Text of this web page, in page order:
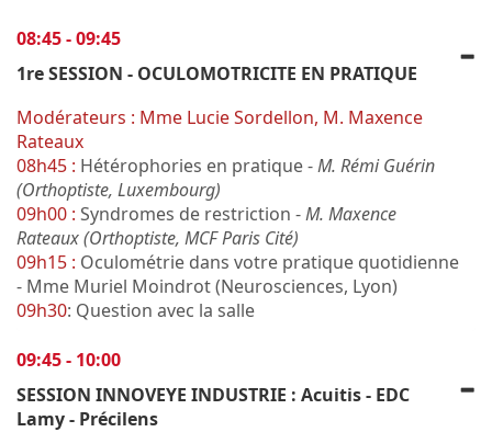
08:45 - 09:45
1re SESSION - OCULOMOTRICITE EN PRATIQUE
Modérateurs : Mme Lucie Sordellon, M. Maxence
Rateaux
08h45 : Hétérophories en pratique -M. Rémi Guérin
(Orthoptiste, Luxembourg)
09h00 : Syndromes de restriction -M. Maxence
Rateaux (Orthoptiste, MCF Paris Cité)
09h15 : Oculométrie dans votre pratique quotidienne
- Mme Muriel Moindrot (Neurosciences, Lyon)
09h30: Question avec la salle
09:45 - 10:00
SESSION INNOVEYE INDUSTRIE : Acuitis - EDC
Lamy - Précilens